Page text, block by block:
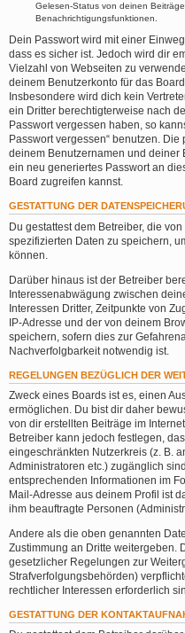
Gelesen-Status von deinen
Benachrichtigungsfunktionen.
Dein Passwort wird mit einer
dass es sicher ist. Jedoch wird dir
Vielzahl von Webseiten zu
deinem Benutzerkonto für das
Insbesondere wird dich kein
ein Dritter berechtigterweise nach
Passwort vergessen haben, so
Passwort vergessen“ benutzen.
deinem Benutzernamen und deiner
ein neu generiertes Passwort an
Board zugreifen kannst.
GESTATTUNG DER
Du gestattest dem Betreiber, die
spezifizierten Daten zu speichern,
können.
Darüber hinaus ist der Betreiber
Interessenabwägung zwischen
Interessen Dritter, Zeitpunkte von
IP-Adresse und der von deinem
speichern, sofern dies zur
Nachverfolgbarkeit notwendig ist.
REGELUNGEN BEZÜGLICH DER
Zweck eines Boards ist es, einen
ermöglichen. Du bist dir daher
von dir erstellten Beiträge im
Betreiber kann jedoch festlegen,
eingeschränkten Nutzerkreis (z. B.
Administratoren etc.) zugänglich
entsprechenden Informationen im
Mail-Adresse aus deinem Profil ist
ihm beauftragte Personen
Andere als die oben genannten
Zustimmung an Dritte weitergeben.
gesetzlicher Regelungen zur
Strafverfolgungsbehörden)
rechtlicher Interessen erforderlich
GESTATTUNG DER